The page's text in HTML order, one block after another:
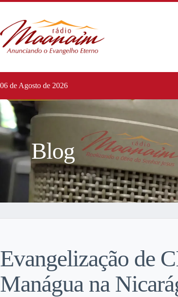
06 de Agosto de 2026
Blog
Evangelização de
Manágua na